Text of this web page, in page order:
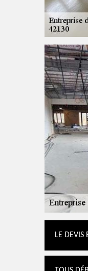
LE DEVIS